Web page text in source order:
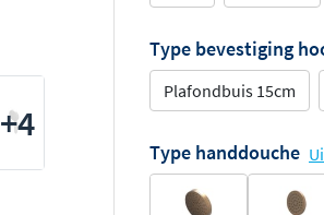
+4
Type bevestiging
Plafondbuis 15cm
Type handdouche